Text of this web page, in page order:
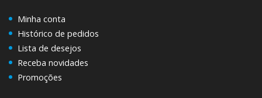
Minha conta
Histórico de pedidos
Lista de desejos
Receba novidades
Promoções